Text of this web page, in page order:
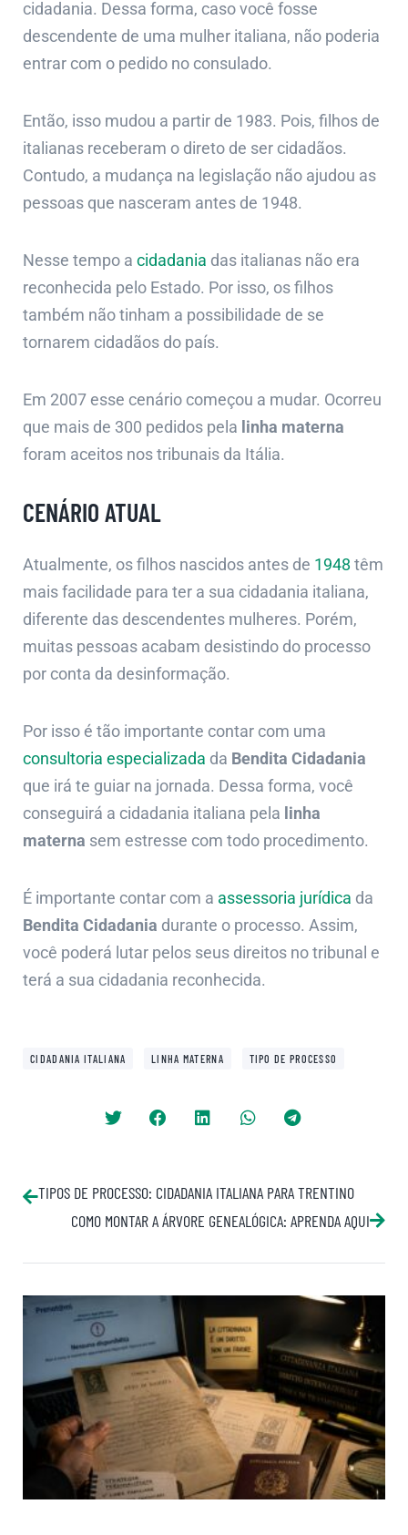
cidadania. Dessa forma, caso você fosse
descendente de uma mulher italiana, não poderia
entrar com o pedido no consulado.
Então, isso mudou a partir de 1983. Pois, filhos de
italianas receberam o direto de ser cidadãos.
Contudo, a mudança na legislação não ajudou as
pessoas que nasceram antes de 1948.
Nesse tempo a cidadania das italianas não era
reconhecida pelo Estado. Por isso, os filhos
também não tinham a possibilidade de se
tornarem cidadãos do país.
Em 2007 esse cenário começou a mudar. Ocorreu
que mais de 300 pedidos pela linha materna
foram aceitos nos tribunais da Itália.
CENÁRIO ATUAL
Atualmente, os filhos nascidos antes de 1948 têm
mais facilidade para ter a sua cidadania italiana,
diferente das descendentes mulheres. Porém,
muitas pessoas acabam desistindo do processo
por conta da desinformação.
Por isso é tão importante contar com uma
consultoria especializada da Bendita Cidadania
que irá te guiar na jornada. Dessa forma, você
conseguirá a cidadania italiana pela linha
materna sem estresse com todo procedimento.
É importante contar com a assessoria jurídica da
Bendita Cidadania durante o processo. Assim,
você poderá lutar pelos seus direitos no tribunal e
terá a sua cidadania reconhecida.
CIDADANIA ITALIANA LINHA MATERNA TIPO DE PROCESSO
TIPOS DE PROCESSO: CIDADANIA ITALIANA PARA TRENTINO
COMO MONTAR A ÁRVORE GENEALÓGICA: APRENDA AQUI